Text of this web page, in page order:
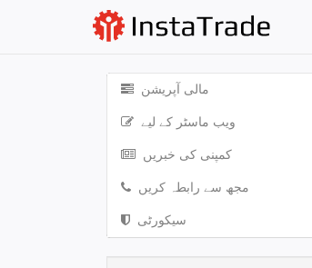
مالی آپریشن
ویب ماسٹر کے لیے
کمپنی کی خبریں
مجھ سے رابطہ کریں
سیکورٹی